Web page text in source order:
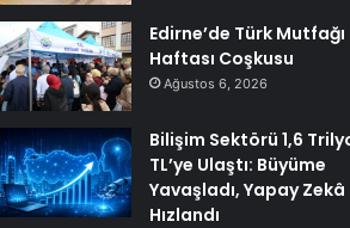
Edirne’de Türk Mutfağı
Haftası Coşkusu
Ağustos 6, 2026
Bilişim Sektörü 1,6
TL’ye Ulaştı: Büyüme
Yavaşladı, Yapay Zekâ
Hızlandı